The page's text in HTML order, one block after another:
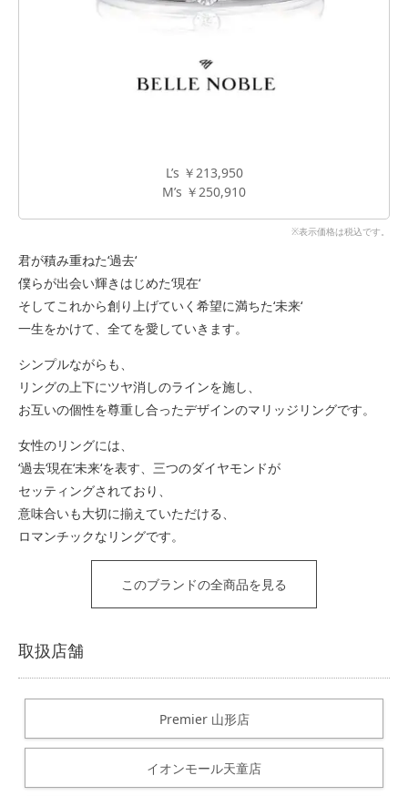
L’s ￥213,950
M’s ￥250,910
※表示価格は税込です。
君が積み重ねた‘過去‘
僕らが出会い輝きはじめた‘現在‘
そしてこれから創り上げていく希望に満ちた‘未来‘
一生をかけて、全てを愛していきます。
シンプルながらも、
リングの上下にツヤ消しのラインを施し、
お互いの個性を尊重し合ったデザインのマリッジリングです。
女性のリングには、
‘過去‘現在‘未来‘を表す、三つのダイヤモンドが
セッティングされており、
意味合いも大切に揃えていただける、
ロマンチックなリングです。
このブランドの全商品を見る
取扱店舗
Premier 山形店
イオンモール天童店